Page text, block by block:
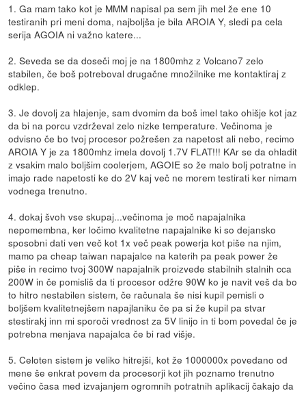
1. Ga mam tako kot je MMM napisal pa sem jih mel že ene 10
testiranih pri meni doma, najboljša je bila AROIA Y, sledi pa cela
serija AGOIA ni važno katere...
2. Seveda se da doseči moj je na 1800mhz z Volcano7 zelo
stabilen, če boš potreboval drugačne množilnike me kontaktiraj z
odklep.
3. Je dovolj za hlajenje, sam dvomim da boš imel tako ohišje kot jaz
da bi na porcu vzdrževal zelo nizke temperature. Večinoma je
odvisno če bo tvoj procesor požrešen za napetost ali nebo, recimo
AROIA Y je za 1800mhz imela dovolj 1.7V FLAT!!! KAr se da ohladit
z vsakim malo boljšim coolerjem, AGOIE so že malo bolj potratne in
imajo rade napetosti ke do 2V kaj več ne morem testirati ker nimam
vodnega trenutno.
4. dokaj švoh vse skupaj...večinoma je moč napajalnika
nepomembna, ker ločimo kvalitetne napajalnike ki so dejansko
sposobni dati ven več kot 1x več peak powerja kot piše na njim,
mamo pa cheap taiwan napajalce na katerih pa peak power že
piše in recimo tvoj 300W napajalnik proizvede stabilnih stalnih cca
200W in če pomisliš da ti procesor odžre 90W ko je navit veš da bo
to hitro nestabilen sistem, če računala še nisi kupil pemisli o
boljšem kvalitetnejšem napajlaniku če pa si že kupil pa stvar
stestirakj inn mi sporoči vrednost za 5V linijo in ti bom povedal če je
potrebna menjava napajalca če bi rad višje.
5. Celoten sistem je veliko hitrejši, kot že 1000000x povedano od
mene še enkrat povem da procesorji kot jih poznamo trenutno
večino časa med izvajanjem ogromnih potratnih aplikacij čakajo da